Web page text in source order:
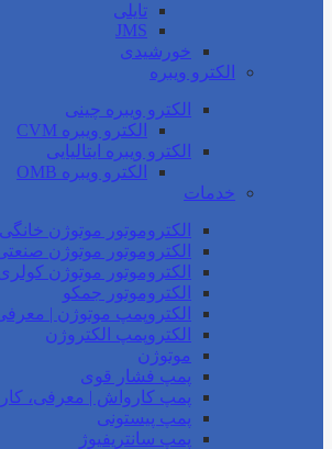
تایلی
JMS
خورشیدی
الکترو ویبره
الکترو ویبره چینی
الکترو ویبره CVM
الکترو ویبره ایتالیایی
الکترو ویبره OMB
خدمات
الکتروموتور موتوژن خانگی
الکتروموتور موتوژن
الکتروموتور موتوژن
الکتروموتور جمکو
الکتروپمپ موتوژن |
الکتروپمپ الکتروژن
موتوژن
پمپ فشار قوی
پمپ کارواش | معرفی،
پمپ پیستونی
پمپ سانتریفیوژ